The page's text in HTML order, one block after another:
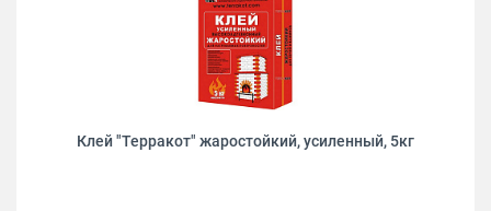
Клей "Терракот" жаростойкий, усиленный, 5кг